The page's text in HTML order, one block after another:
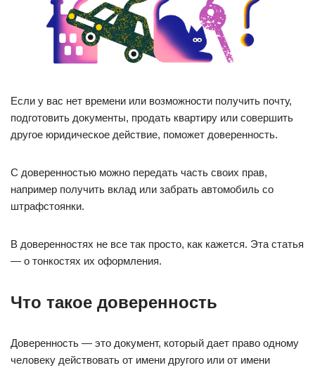
Если у вас нет времени или возможности получить почту,
подготовить документы, продать квартиру или совершить
другое юридическое действие, поможет доверенность.
С доверенностью можно передать часть своих прав,
например получить вклад или забрать автомобиль со
штрафстоянки.
В доверенностях не все так просто, как кажется. Эта статья
— о тонкостях их оформления.
Что такое доверенность
Доверенность — это документ, который дает право одному
человеку действовать от имени другого или от имени